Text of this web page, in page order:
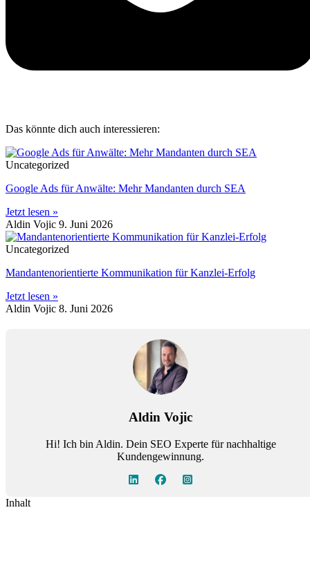
Das könnte dich auch interessieren:
Uncategorized
Google Ads für Anwälte: Mehr Mandanten durch SEA
Jetzt lesen »
Aldin Vojic 9. Juni 2026
Uncategorized
Mandantenorientierte Kommunikation für Kanzlei-Erfolg
Jetzt lesen »
Aldin Vojic 8. Juni 2026
Aldin Vojic
Hi! Ich bin Aldin. Dein SEO Experte für nachhaltige
Kundengewinnung.
Inhalt